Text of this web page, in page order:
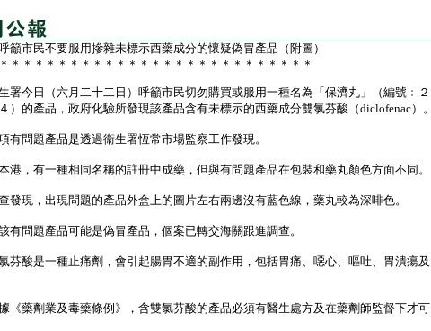
籲市民不要服用摻雜未標示西藥成分的懷疑偽冒產品（附圖）
＊＊＊＊＊＊＊＊＊＊＊＊＊＊＊＊＊＊＊＊＊＊＊＊＊＊
今日（六月二十二日）呼籲市民切勿購買或服用一種名為「保濟丸」（編號﹕２
）的產品，政府化驗所發現該產品含有未標示的西藥成分雙氯芬酸（diclofenac）。
問題產品是透過衞生署恆常市場監察工作發現。
，有一種相同名稱的註冊中成藥，但與有問題產品在包裝和藥丸顏色方面不同。
現，出現問題的產品外盒上的圖片左右兩邊沒有藍色線，藥丸較為深啡色。
問題產品可能是偽冒產品，個案已轉交海關跟進調查。
酸是一種止痛劑，會引起腸胃不適的副作用，包括胃痛、噁心、嘔吐、胃潰瘍及
藥劑業及毒藥條例》，含雙氯芬酸的產品必須有醫生處方及在藥劑師監督下才可